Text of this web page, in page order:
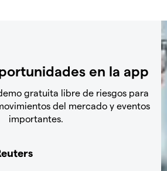
en la app
gratuita libre de riesgos para
del mercado y eventos
importantes.